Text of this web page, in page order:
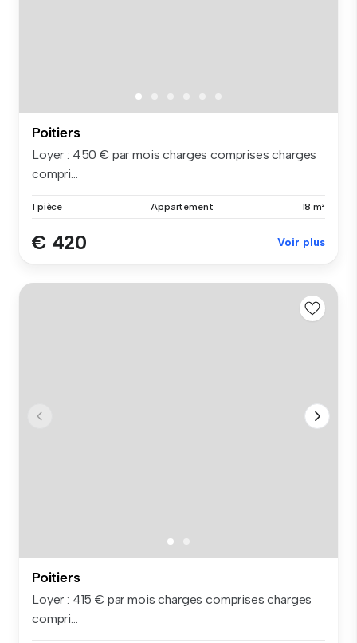
Poitiers
Loyer : 450 € par mois charges comprises charges
compri...
1 pièce Appartement 18 m²
€ 420 Voir plus
Poitiers
Loyer : 415 € par mois charges comprises charges
compri...